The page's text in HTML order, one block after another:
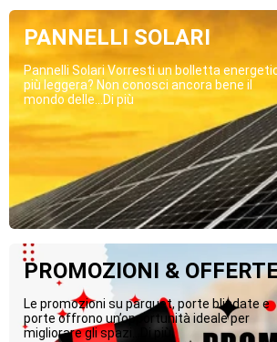
PANNELLI SOLARI
Pannelli Solari Vorresti un bolletta
più leggera? Non conosci ancora bene il
mondo delle...Di più
PROMOZIONI &
Le promozioni su parquet, porte blindate e
porte offrono un’opportunità ideale per
migliorare gli spazi...Di più